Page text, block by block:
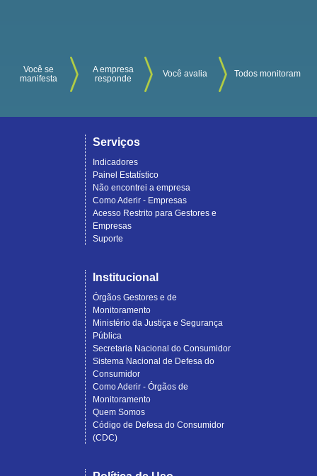
Você se
manifesta
A empresa
responde
Você avalia Todos monitoram
Serviços
Indicadores
Painel Estatístico
Não encontrei a empresa
Como Aderir - Empresas
Acesso Restrito para Gestores e
Empresas
Suporte
Institucional
Órgãos Gestores e de
Monitoramento
Ministério da Justiça e Segurança
Pública
Secretaria Nacional do Consumidor
Sistema Nacional de Defesa do
Consumidor
Como Aderir - Órgãos de
Monitoramento
Quem Somos
Código de Defesa do Consumidor
(CDC)